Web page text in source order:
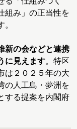
組み」の正当性を
新の会などと連携
に見えます。特区
は２０２５年の大
の人工島・夢洲を
する提案を内閣府